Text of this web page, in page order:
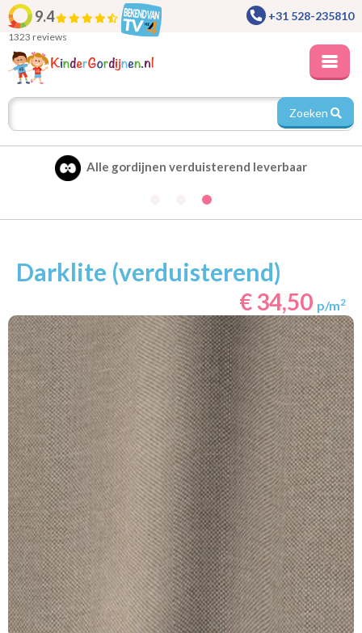
9.4
1323 reviews
+31 528-235810
Zoeken
Alle gordijnen verduisterend leverbaar
Darklite (verduisterend)
€ 34,50 p/m2